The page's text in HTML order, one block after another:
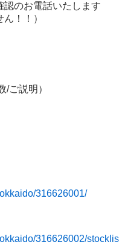
のお電話いたします
！！）
/ご説明）
316626001/
316626002/stocklis